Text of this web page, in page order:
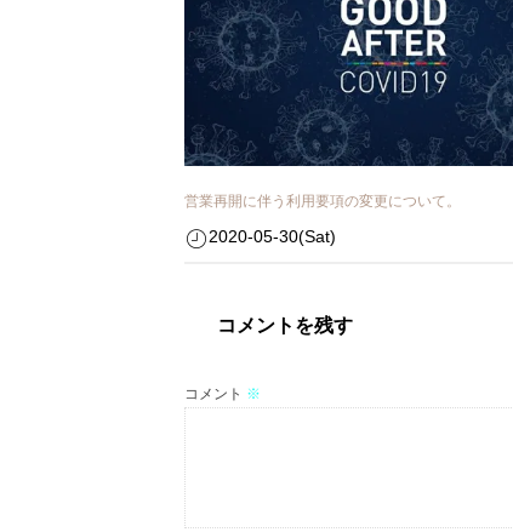
営業再開に伴う利用要項の変更について。
2020-05-30(Sat)
コメントを残す
コメント ※